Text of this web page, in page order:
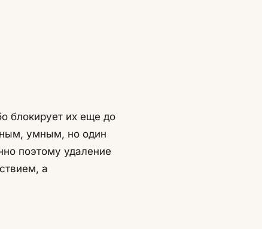
блокирует их еще до
умным, но один
поэтому удаление
а